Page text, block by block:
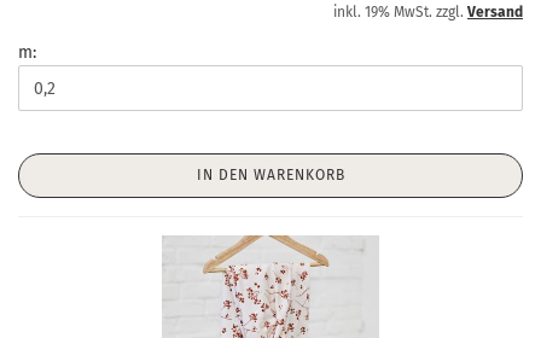
inkl. 19% MwSt. zzgl. Versand
m:
IN DEN WARENKORB